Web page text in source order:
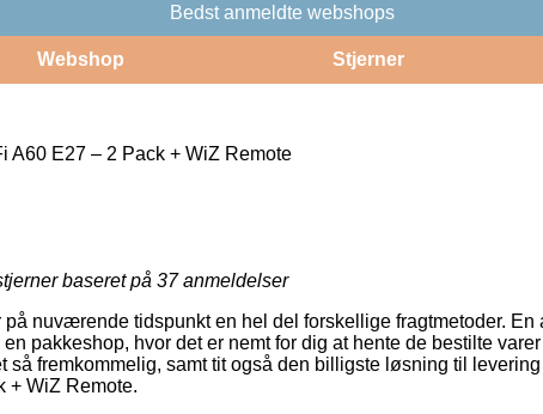
Bedst anmeldte webshops
Webshop Stjerner
A60 E27 – 2 Pack + WiZ Remote
baseret på 37anmeldelser
på nuværende tidspunkt en hel del forskellige fragtmetoder.
pakkeshop, hvor det er nemt for dig at hente de bestilte
så fremkommelig, samt tit også den billigste løsning til
+ WiZ Remote.